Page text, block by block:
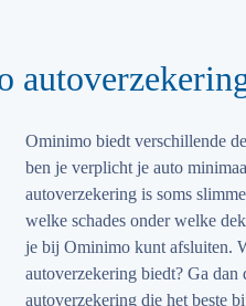
Ominimo biedt verschillende
ben je verplicht je auto
autoverzekering is soms
welke schades onder welke
je bij Ominimo kunt afsluiten.
autoverzekering biedt? Ga
autoverzekering die het beste